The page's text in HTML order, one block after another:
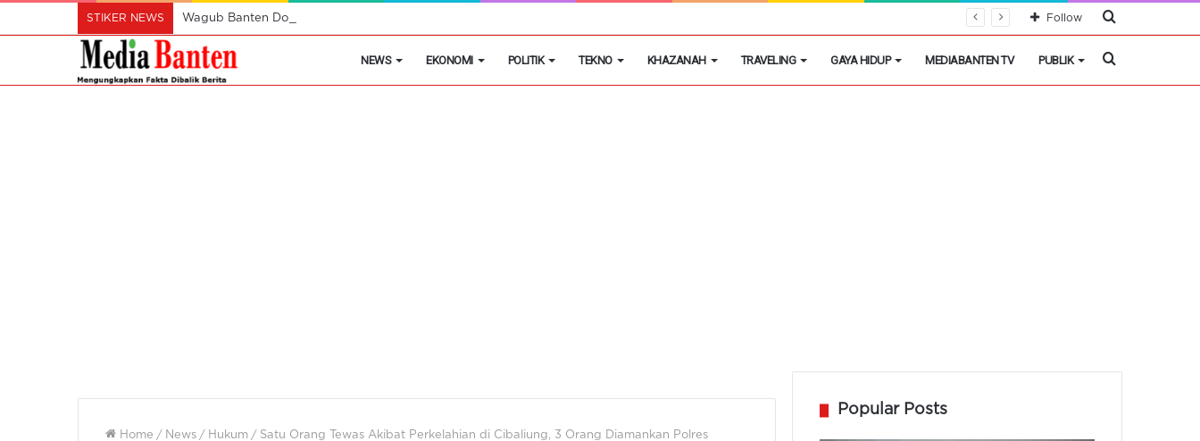
STIKER NEWS Wagub Banten Dorong Desa Manfaatkan Lahan Tidur Untuk Perkuat Kemandirian Pangan Cari
Follow
NEWS EKONOMI POLITIK TEKNO KHAZANAH TRAVELING GAYA HIDUP MEDIABANTEN TV PUBLIK Cari
Home / News / Hukum / Satu Orang Tewas Akibat Perkelahian di Cibaliung, 3 Orang Diamankan Polres
Popular Posts